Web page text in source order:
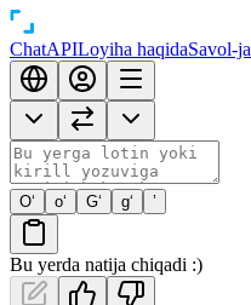
ChatAPILoyiha haqidaSavol-
O‘ o‘ G‘ g‘ ’
Bu yerda natija chiqadi :)